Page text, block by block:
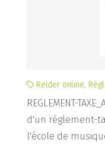
Reider online,
REGLEMENT-
d'un règlement-
l'école de